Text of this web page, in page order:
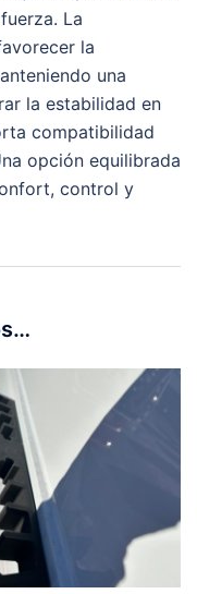
La
la
una
la estabilidad en
compatibilidad
opción equilibrada
control y